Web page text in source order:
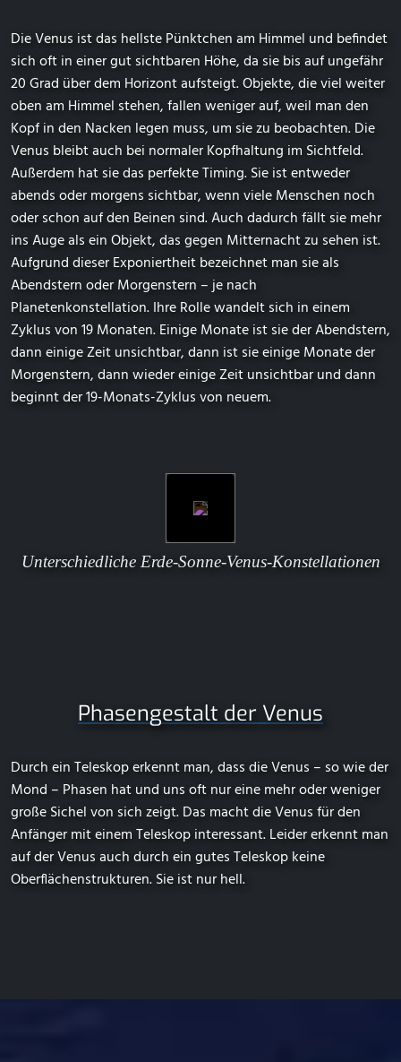
Die Venus ist das hellste Pünktchen am Himmel und befindet
sich oft in einer gut sichtbaren Höhe, da sie bis auf ungefähr
20 Grad über dem Horizont aufsteigt. Objekte, die viel weiter
oben am Himmel stehen, fallen weniger auf, weil man den
Kopf in den Nacken legen muss, um sie zu beobachten. Die
Venus bleibt auch bei normaler Kopfhaltung im Sichtfeld.
Außerdem hat sie das perfekte Timing. Sie ist entweder
abends oder morgens sichtbar, wenn viele Menschen noch
oder schon auf den Beinen sind. Auch dadurch fällt sie mehr
ins Auge als ein Objekt, das gegen Mitternacht zu sehen ist.
Aufgrund dieser Exponiertheit bezeichnet man sie als
Abendstern oder Morgenstern – je nach
Planetenkonstellation. Ihre Rolle wandelt sich in einem
Zyklus von 19 Monaten. Einige Monate ist sie der Abendstern,
dann einige Zeit unsichtbar, dann ist sie einige Monate der
Morgenstern, dann wieder einige Zeit unsichtbar und dann
beginnt der 19-Monats-Zyklus von neuem.
Unterschiedliche Erde-Sonne-Venus-Konstellationen
Phasengestalt der Venus
Durch ein Teleskop erkennt man, dass die Venus – so wie der
Mond – Phasen hat und uns oft nur eine mehr oder weniger
große Sichel von sich zeigt. Das macht die Venus für den
Anfänger mit einem Teleskop interessant. Leider erkennt man
auf der Venus auch durch ein gutes Teleskop keine
Oberflächenstrukturen. Sie ist nur hell.